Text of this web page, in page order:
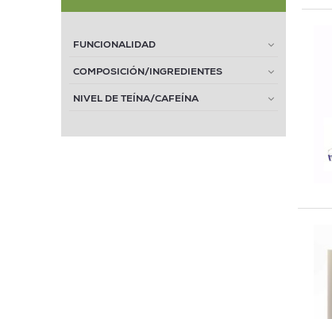
FUNCIONALIDAD
COMPOSICIÓN/INGREDIENTES
NIVEL DE TEÍNA/CAFEÍNA